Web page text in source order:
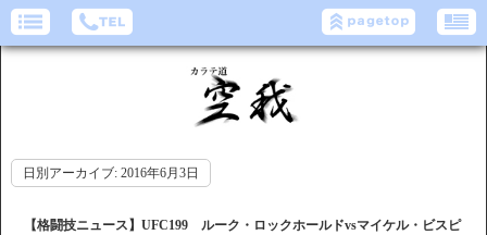
日別アーカイブ: 2016年6月3日
【格闘技ニュース】UFC199 ルーク・ロックホールドvsマイケル・ビスピ